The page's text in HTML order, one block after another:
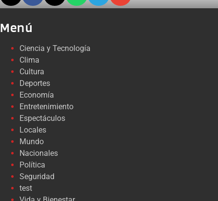
Menú
Ciencia y Tecnología
Clima
Cultura
Deportes
Economía
Entretenimiento
Espectáculos
Locales
Mundo
Nacionales
Política
Seguridad
test